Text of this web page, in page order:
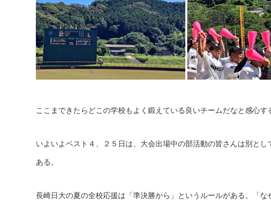
ここまできたらどこの学校もよく鍛えている良いチームだなと感心す
いよいよベスト４、２５日は、大会出場中の部活動の皆さんは別と
ある。
長崎日大の夏の全校応援は「準決勝から」というルールがある。「